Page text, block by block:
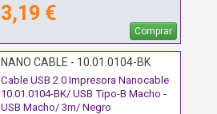
3,19 €
Comprar
NANO CABLE - 10.01.0104-BK
Cable USB 2.0 Impresora Nanocable
10.01.0104-BK/ USB Tipo-B Macho -
USB Macho/ 3m/ Negro